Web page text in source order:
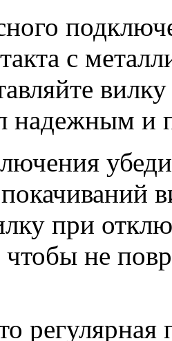
с
надежным и
при
не
регулярная